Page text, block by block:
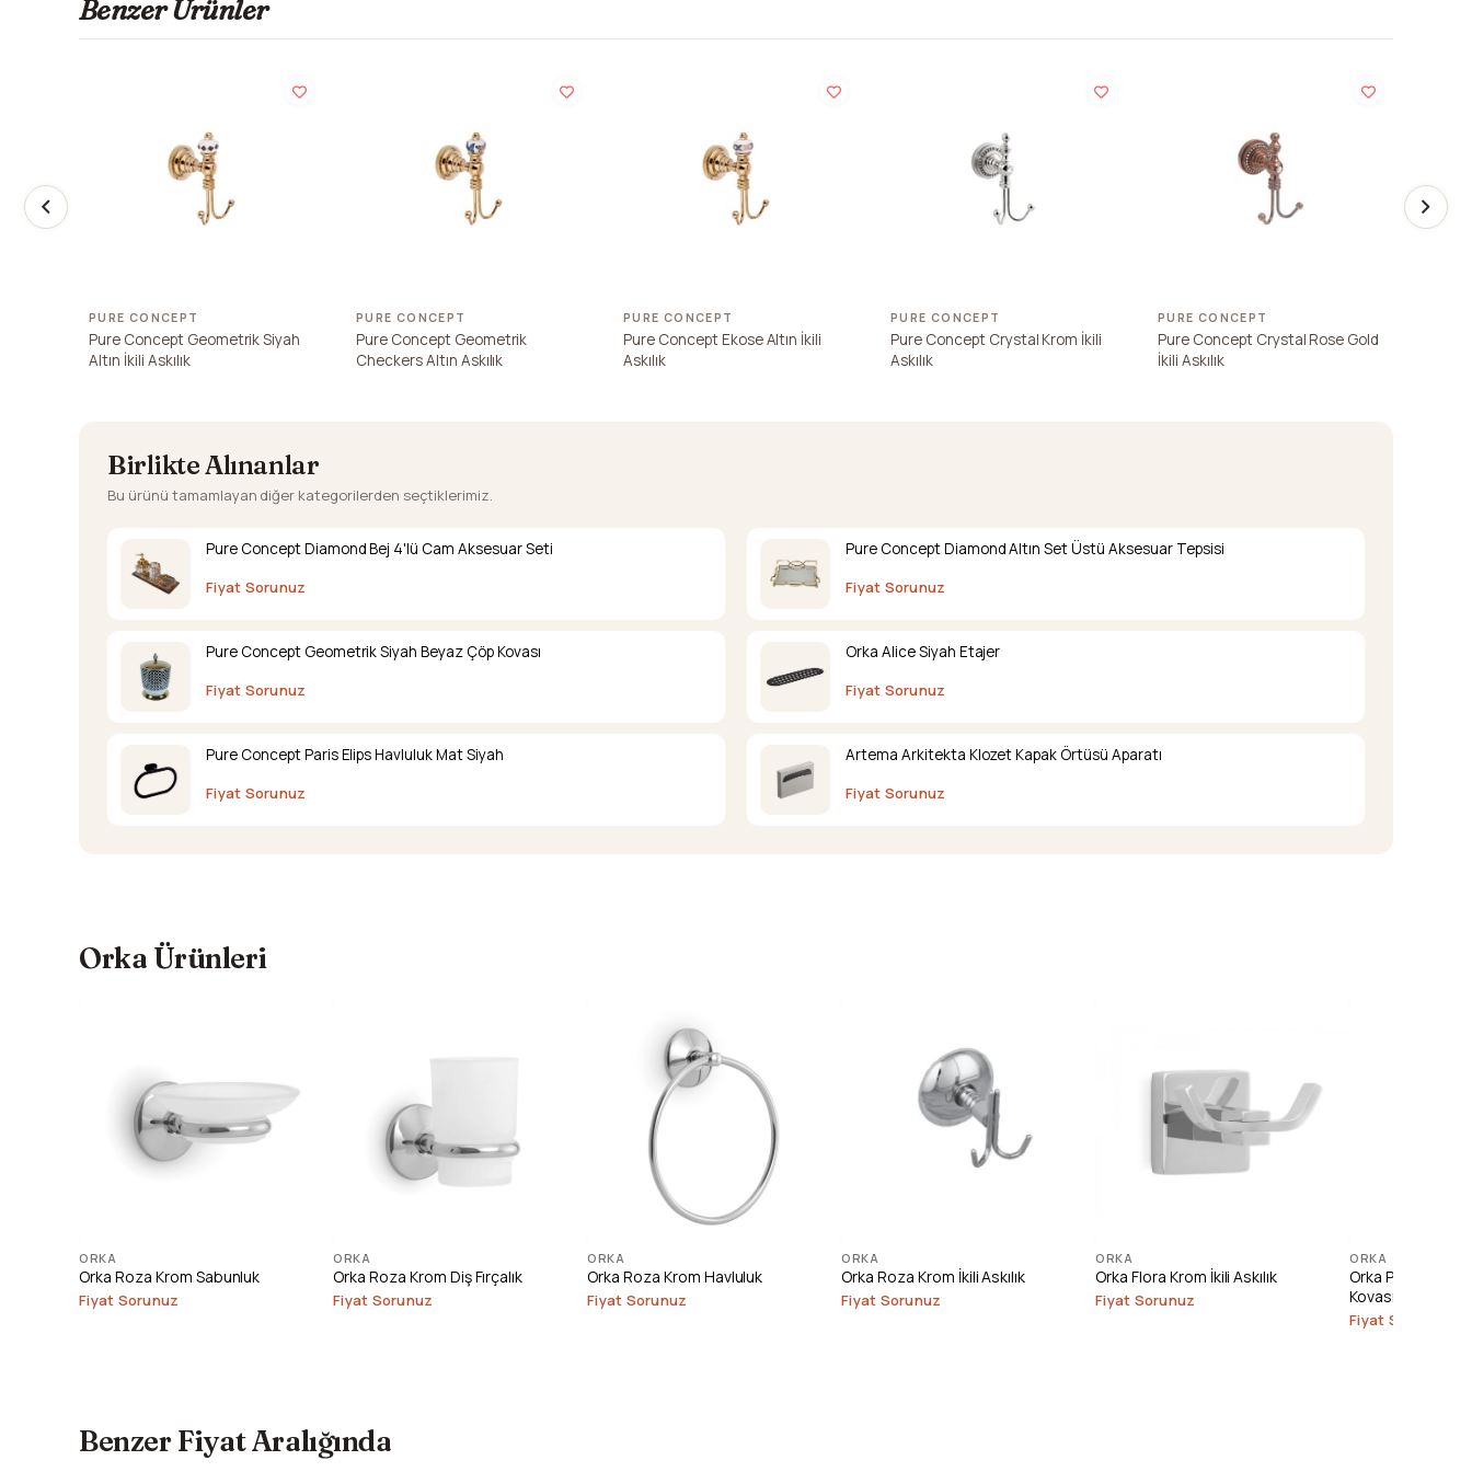
Benzer Ürünler
PURE CONCEPT
Pure Concept Geometrik Siyah
Altın İkili Askılık
PURE CONCEPT
Pure Concept Geometrik
Checkers Altın Askılık
PURE CONCEPT
Pure Concept Ekose Altın İkili
Askılık
PURE CONCEPT
Pure Concept Crystal Krom İkili
Askılık
PURE CONCEPT
Pure Concept Crystal Rose Gold
İkili Askılık
Birlikte Alınanlar
Bu ürünü tamamlayan diğer kategorilerden seçtiklerimiz.
Pure Concept Diamond Bej 4'lü Cam Aksesuar Seti
Fiyat Sorunuz
Pure Concept Diamond Altın Set Üstü Aksesuar Tepsisi
Fiyat Sorunuz
Pure Concept Geometrik Siyah Beyaz Çöp Kovası
Fiyat Sorunuz
Orka Alice Siyah Etajer
Fiyat Sorunuz
Pure Concept Paris Elips Havluluk Mat Siyah
Fiyat Sorunuz
Artema Arkitekta Klozet Kapak Örtüsü Aparatı
Fiyat Sorunuz
Orka Ürünleri
ORKA
Orka Roza Krom Sabunluk
Fiyat Sorunuz
ORKA
Orka Roza Krom Diş Fırçalık
Fiyat Sorunuz
ORKA
Orka Roza Krom Havluluk
Fiyat Sorunuz
ORKA
Orka Roza Krom İkili Askılık
Fiyat Sorunuz
ORKA
Orka Flora Krom İkili Askılık
Fiyat Sorunuz
ORKA
Orka Paslanmaz
Kovası (3 lt.)
Fiyat Sorunuz
Benzer Fiyat Aralığında